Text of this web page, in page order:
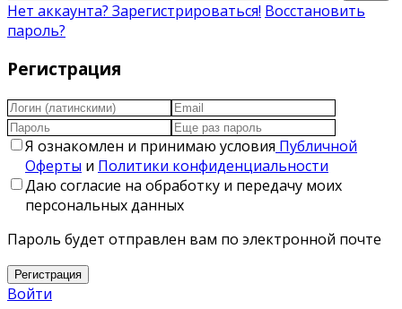
Нет аккаунта? Зарегистрироваться! Восстановить
пароль?
Регистрация
Я ознакомлен и принимаю условия Публичной
Оферты и Политики конфиденциальности
Даю согласие на обработку и передачу моих
персональных данных
Пароль будет отправлен вам по электронной почте
Регистрация
Войти